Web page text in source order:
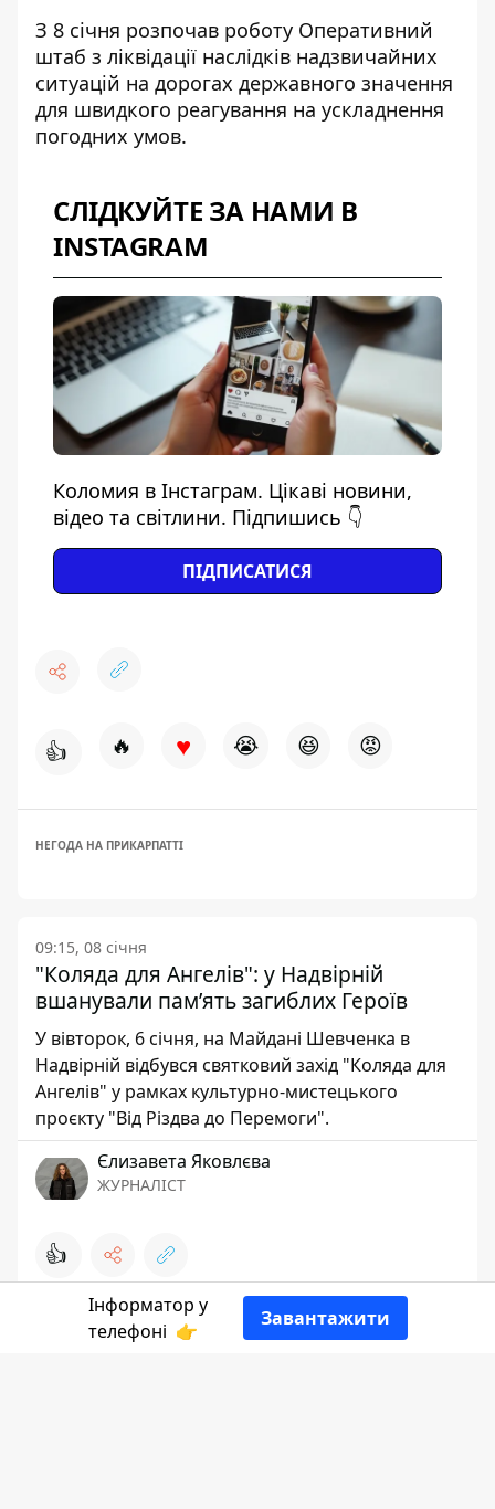
З 8 січня розпочав роботу Оперативний
штаб з ліквідації наслідків надзвичайних
ситуацій на дорогах державного значення
для швидкого реагування на ускладнення
погодних умов.
СЛІДКУЙТЕ ЗА НАМИ В
INSTAGRAM
Коломия в Інстаграм. Цікаві новини,
відео та світлини. Підпишись 👇
ПІДПИСАТИСЯ
👍 🔥 ♥ 😭 😆 😡
НЕГОДА НА ПРИКАРПАТТІ
09:15, 08 січня
"Коляда для Ангелів": у Надвірній
вшанували пам’ять загиблих Героїв
У вівторок, 6 січня, на Майдані Шевченка в
Надвірній відбувся святковий захід "Коляда для
Ангелів" у рамках культурно-мистецького
проєкту "Від Різдва до Перемоги".
Єлизавета Яковлєва
ЖУРНАЛІСТ
👍
Інформатор у
телефоні 👉
Завантажити